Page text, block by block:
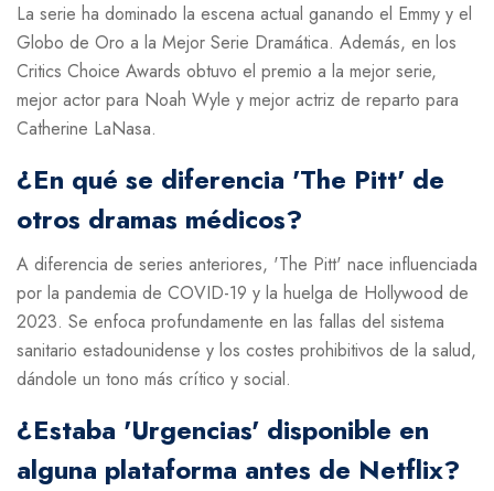
La serie ha dominado la escena actual ganando el Emmy y el
Globo de Oro a la Mejor Serie Dramática. Además, en los
Critics Choice Awards obtuvo el premio a la mejor serie,
mejor actor para Noah Wyle y mejor actriz de reparto para
Catherine LaNasa.
¿En qué se diferencia 'The Pitt' de
otros dramas médicos?
A diferencia de series anteriores, 'The Pitt' nace influenciada
por la pandemia de COVID-19 y la huelga de Hollywood de
2023. Se enfoca profundamente en las fallas del sistema
sanitario estadounidense y los costes prohibitivos de la salud,
dándole un tono más crítico y social.
¿Estaba 'Urgencias' disponible en
alguna plataforma antes de Netflix?